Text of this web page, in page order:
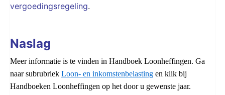
vergoedingsregeling.
Naslag
Meer informatie is te vinden in Handboek Loonheffingen. Ga
naar subrubriek Loon- en inkomstenbelasting en klik bij
Handboeken Loonheffingen op het door u gewenste jaar.